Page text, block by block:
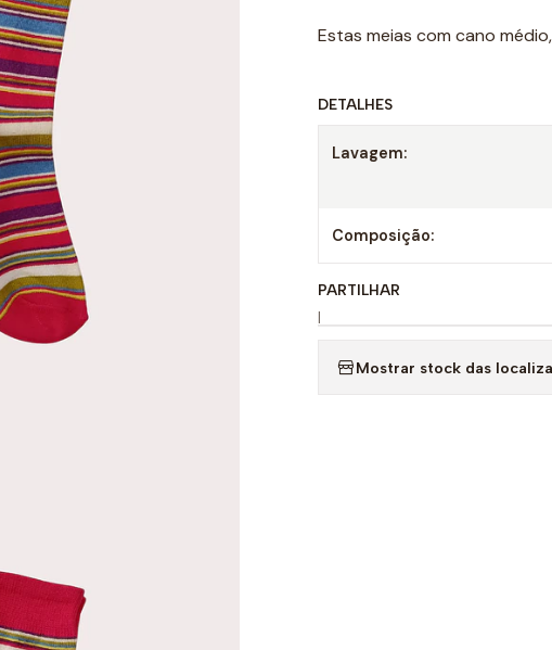
Estas meias com cano
DETALHES
Lavagem:
Composição:
PARTILHAR
|
Mostrar stock das